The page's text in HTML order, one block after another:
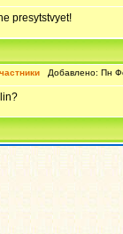
presytstvyet!
Добавлено: Пн